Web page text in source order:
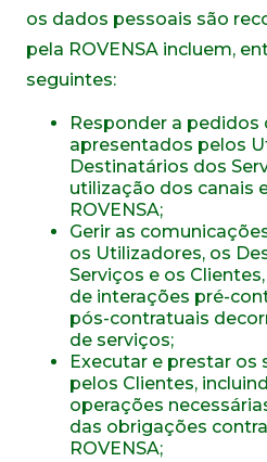
os dados pessoais são
pela ROVENSA incluem,
seguintes:
Responder a
apresentados pelos
Destinatários dos
utilização dos canais
ROVENSA;
Gerir as
os Utilizadores, os
Serviços e os
de interações pré-
pós-contratuais
de serviços;
Executar e prestar os
pelos Clientes,
operações
das obrigações
ROVENSA;